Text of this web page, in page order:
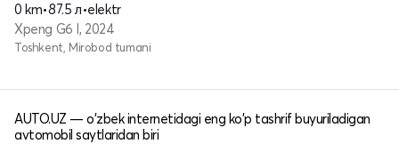
0 km•87.5 л•elektr
Xpeng G6 I, 2024
Toshkent, Mirobod tumani
AUTO.UZ — o'zbek internetidagi eng ko'p tashrif buyuriladigan
avtomobil saytlaridan biri